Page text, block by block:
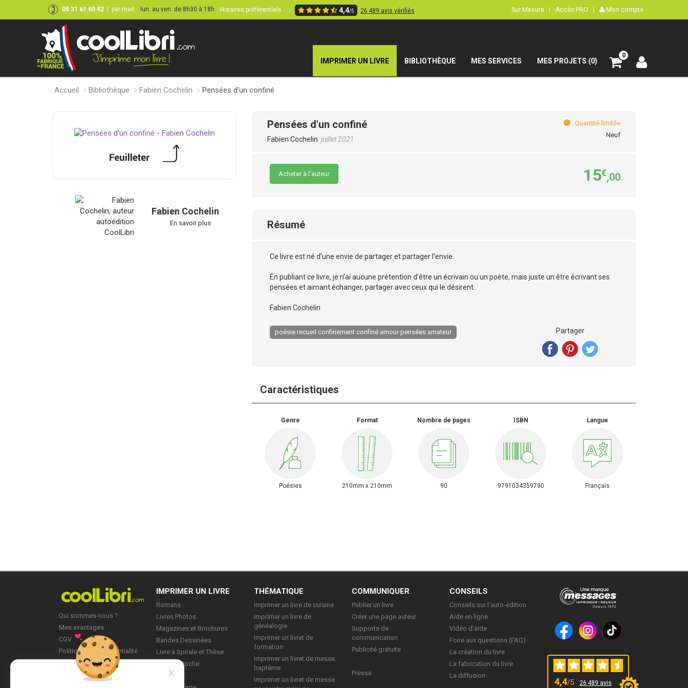
05 31 61 60 42 par mail lun. au ven. de 8h30 à 18h Horaires préférentiels 4,4/5 26 489 avis vérifiés Sur Mesure | Accès PRO | Mon compte
IMPRIMER UN LIVRE BIBLIOTHÈQUE MES SERVICES MES PROJETS (0)
0
Accueil Bibliothèque Fabien Cochelin Pensées d'un confiné
Fabien Cochelin
En savoir plus
Pensées d'un confiné
Fabien Cochelin juillet 2021
Quantité limitée
Neuf
Acheter à l’auteur 15€,00
Résumé
Ce livre est né d’une envie de partager et partager l’envie.
En publiant ce livre, je n’ai aucune prétention d’être un écrivain ou un poète, mais juste un être écrivant ses
pensées et aimant échanger, partager avec ceux qui le désirent.
Fabien Cochelin
poésie recueil confinement confiné amour pensées amateur Partager
Caractéristiques
Genre
Poésies
Format
210mm x 210mm
Nombre de pages
90
ISBN
9791034359790
Langue
Français
Qui sommes-nous ?
Mes avantages
CGV
Politique de Confidentialité
Mes Projets
IMPRIMER UN LIVRE
Romans
Livres Photos
Magazines et Brochures
Bandes Dessinées
Livre à Spirale et Thèse
Livre de Poche
THÉMATIQUE
Imprimer un livre de cuisine
Imprimer un livre de
généalogie
Imprimer un livret de
formation
Imprimer un livret de messe
baptême
Imprimer un livret de messe
COMMUNIQUER
Publier un livre
Créer une page auteur
Supports de
communication
Publicité gratuite
Presse
CONSEILS
Conseils sur l’auto-édition
Aide en ligne
Vidéo d’aide
Foire aux questions (FAQ)
La création du livre
La fabrication du livre
La diffusion
4,4/5 26 489 avis